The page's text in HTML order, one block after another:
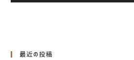
最近の投稿